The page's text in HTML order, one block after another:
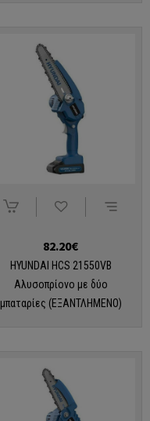
82.20€
HYUNDAI HCS 21550VB
Αλυσοπρίονο με δύο
μπαταρίες (ΕΞΑΝΤΛΗΜΕΝΟ)